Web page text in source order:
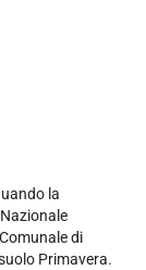
la
di
Primavera.